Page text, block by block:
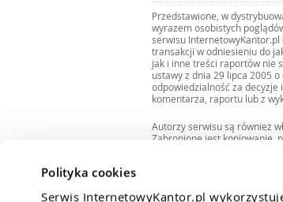
Polityka cookies
Serwis InternetowyKantor.pl
Przedstawione, w
wyrazem osobistych
serwisu
transakcji w odniesieniu do
jak i inne treści raportów nie
ustawy z dnia 29 lipca 2005
odpowiedzialność za
komentarza, raportu lub z
Autorzy serwisu są również
Zabronione jest kopiowanie,